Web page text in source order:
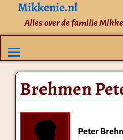
Mikkenie.nl
Alles over de familie
Brehmen
Peter